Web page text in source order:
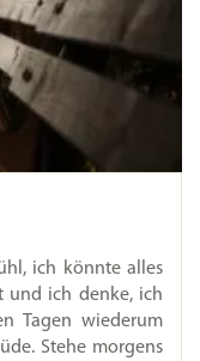
ich könnte alles
und ich denke, ich
Tagen wiederum
Stehe morgens